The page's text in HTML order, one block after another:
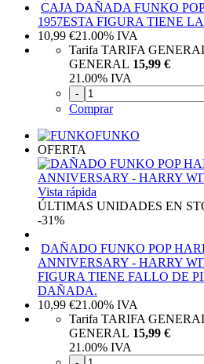
CAJA DAÑADA FUNKO
1957ESTA FIGURA TIENE
10,99 €21.00% IVA
Tarifa TARIFA
GENERAL 15,99 €
21.00% IVA
-
Comprar
FUNKO
OFERTA
Vista rápida
ÚLTIMAS UNIDADES EN
-31%
DAÑADO FUNKO POP
ANNIVERSARY - HARRY
FIGURA TIENE FALLO DE
DAÑADA.
10,99 €21.00% IVA
Tarifa TARIFA
GENERAL 15,99 €
21.00% IVA